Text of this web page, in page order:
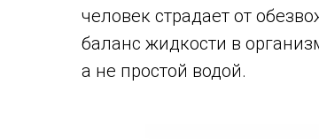
человек страдает от
баланс жидкости в
а не простой водой.